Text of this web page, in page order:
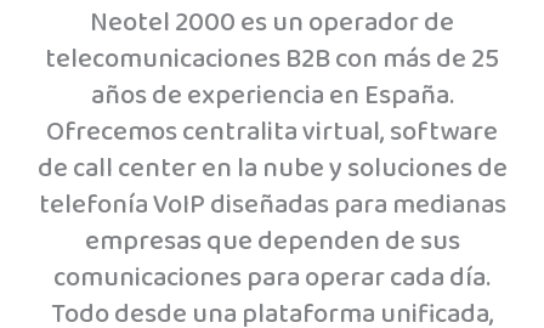
Neotel 2000 es un operador de
telecomunicaciones B2B con más de 25
años de experiencia en España.
Ofrecemos centralita virtual, software
de call center en la nube y soluciones de
telefonía VoIP diseñadas para medianas
empresas que dependen de sus
comunicaciones para operar cada día.
Todo desde una plataforma unificada,